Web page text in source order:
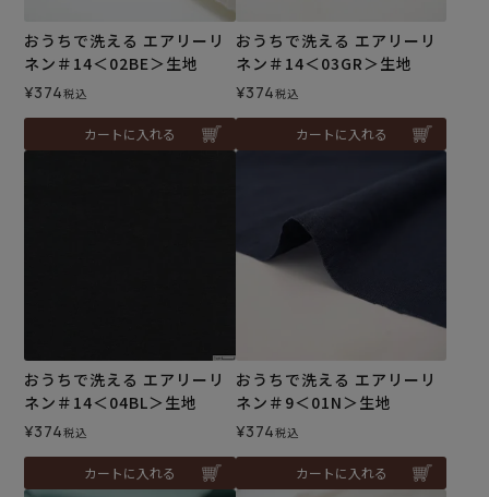
おうちで洗える エアリーリ
ネン＃14＜02BE＞生地
¥374税込
カートに入れる
おうちで洗える エアリーリ
ネン＃14＜03GR＞生地
¥374税込
カートに入れる
おうちで洗える エアリーリ
ネン＃14＜04BL＞生地
¥374税込
カートに入れる
おうちで洗える エアリーリ
ネン＃9＜01N＞生地
¥374税込
カートに入れる